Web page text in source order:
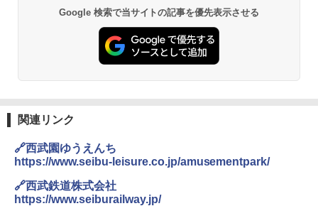
PYKES PEAK (パイクスピーク) 着替えテン
ト プライバシー テント 【中が透けない】 1
人用 折りたたみ 防災グッズ 災害用トイレ ビ
易 トイレテント (ブラック)
ENDLESS BASE 《めざましテレビで紹介》
テント ワンタッチ RENEW 幅200 2-3人用 43
￥5,999
BUNDOK(バンドック)ソロ ドーム 1 EX BDK
レーム ドーム型 テント
￥14,800
付き ヒグマ・イノシシ対策 自治体・教育機
関の購入実績 登山・キャンプ・アウトドア・
送
Google 検索で当サイトの記事を優先表示させる
関連リンク
🔗西武園ゆうえんち
https://www.seibu-leisure.co.jp/amusementpark/
🔗西武鉄道株式会社
https://www.seiburailway.jp/